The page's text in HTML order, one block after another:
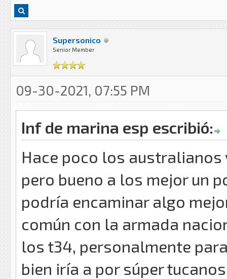
Supersonico
Senior Member
09-30-2021, 07:55 PM
Inf de marina esp escribió:
Hace poco los australianos
pero bueno a los mejor un
podría encaminar algo
común con la armada
los t34, personalmente
bien iría a por súper